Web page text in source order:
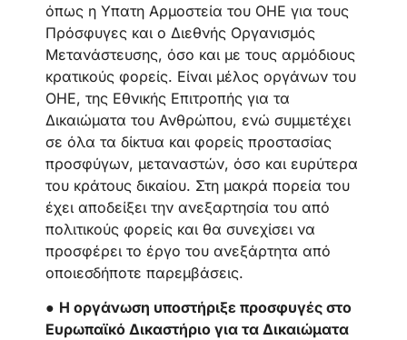
όπως η Υπατη Αρμοστεία του ΟΗΕ για τους
Πρόσφυγες και ο Διεθνής Οργανισμός
Μετανάστευσης, όσο και με τους αρμόδιους
κρατικούς φορείς. Είναι μέλος οργάνων του
ΟΗΕ, της Εθνικής Επιτροπής για τα
Δικαιώματα του Ανθρώπου, ενώ συμμετέχει
σε όλα τα δίκτυα και φορείς προστασίας
προσφύγων, μεταναστών, όσο και ευρύτερα
του κράτους δικαίου. Στη μακρά πορεία του
έχει αποδείξει την ανεξαρτησία του από
πολιτικούς φορείς και θα συνεχίσει να
προσφέρει το έργο του ανεξάρτητα από
οποιεσδήποτε παρεμβάσεις.
● Η οργάνωση υποστήριξε προσφυγές στο
Ευρωπαϊκό Δικαστήριο για τα Δικαιώματα